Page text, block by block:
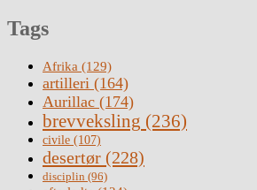
Tags
Afrika (129)
artilleri (164)
Aurillac (174)
brevveksling (236)
civile (107)
desertør (228)
disciplin (96)